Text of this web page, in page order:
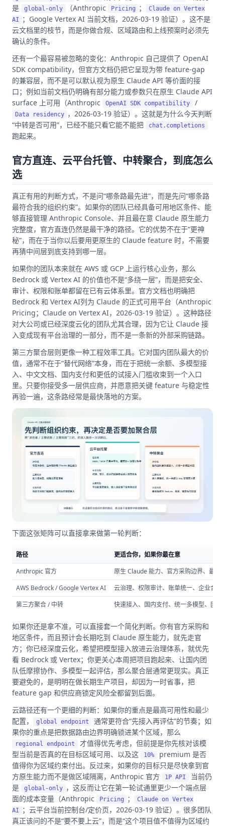
是
global-only （Anthropic Pricing ；
Claude on Vertex
AI
；Google Vertex AI 当前文档，2026-03-19 验证）。这不是
云文档里的枝节，而是你做合规、区域路由和上线预案时必须先
确认的条件。
还有一个最容易被忽略的变化：Anthropic 自己提供了 OpenAI
SDK compatibility，但官方文档仍把它呈现为带 feature-gap
的兼容层，而不是可以默认视为原生 Claude API 等价面的接
口；例如当前文档仍明确有部分能力或参数只在原生 Claude API
surface 上可用（Anthropic
OpenAI SDK compatibility /
Data residency ，2026-03-19 验证）。这就是为什么今天判断
“中转是否可用”，已经不能只看它能不能把
chat.completions
跑起来。
官方直连、云平台托管、中转聚合，到底怎么
选
真正有用的判断方式，不是问“哪条路最先进”，而是先问“哪条路
最符合我的组织约束”。如果你的团队已经具备可用地区条件、能
够直接管理 Anthropic Console、并且最在意 Claude 原生能力
完整度，官方直连仍然是最干净的路径。它的优势不在于“更神
秘”，而在于当你以后要用更原生的 Claude feature 时，不需要
再猜中间层到底支持到哪一层。
如果你的团队本来就在 AWS 或 GCP 上运行核心业务，那么
Bedrock 或 Vertex AI 的价值也不是“多绕一层”，而是把安全、
审计、权限和账单都留在已有云体系里。官方文档也明确把
Bedrock 和 Vertex AI列为 Claude 的正式可用平台（Anthropic
Pricing；Claude on Vertex AI，2026-03-19 验证）。这种路径
对大公司或已经深度云化的团队尤其合理，因为它让 Claude 接
入变成现有平台治理的一部分，而不是一条新的外部采购链路。
第三方聚合层则更像一种工程效率工具。它对国内团队最大的价
值，通常不在于“替代网络”本身，而在于把统一余额、多模型接
入、中文文档、国内支付和更低的试接入门槛收束到一个入口
里。只要你接受多一层供应商，并愿意把关键 feature 与稳定性
再验一遍，这条路经常是最快落地的方案。
下面这张矩阵可以直接拿来做第一轮判断：
路径
更适合你，如果你最在意
Anthropic 官方
原生 Claude 能力、官方采购边界、最少
AWS Bedrock / Google Vertex AI
云治理、权限审计、账单统一、企业合规
第三方聚合 / 中转
快速接入、国内支付、统一多模型、团队
如果你还是拿不准，可以直接套一个简化判断。你有官方采购和
地区条件，而且预计会长期吃到 Claude 原生能力，就先走官
方；你已经深度云化，希望把模型接入放进云治理体系，就优先
看 Bedrock 或 Vertex；你更关心本周把项目跑起来、让国内团
队低摩擦协作、多模型一起评估，那么聚合层通常更现实。真正
要避免的，是明明在做长期生产项目，却因为一时省事，把
feature gap 和供应商锁定风险全都留到后面。
云路径还有一个更细的判断：如果你的重点是最高可用性和最少
配置，
global endpoint
通常更符合“先接入再评估”的节奏；如
果你的重点是把数据路由边界明确锁进某个区域，那么
regional endpoint
才值得优先考虑，但前提是你先核对该模
型当前是否真的在目标区域可用、以及这
10%
premium 是否
值得你为区域约束付出。反过来，如果你的目标只是尽快拿到官
方原生能力而不是做区域隔离，Anthropic 官方
1P API
当前仍
是
global-only ，这反而让它在第一轮试通里更少一个端点层
面的成本变量（Anthropic
Pricing ；
Claude on Vertex
AI
；云平台当前控制台/定价页，2026-03-19 验证）。很多团队
真正该问的不是“要不要上云”，而是“这个项目值不值得为区域约